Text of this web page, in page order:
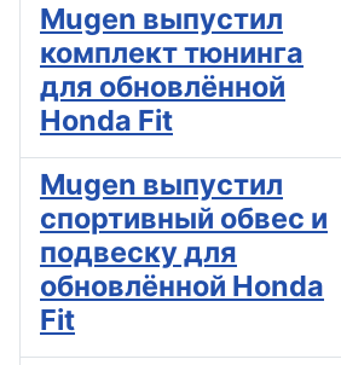
Mugen выпустил
комплект тюнинга
для обновлённой
Honda Fit
Mugen выпустил
спортивный обвес и
подвеску для
обновлённой Honda
Fit